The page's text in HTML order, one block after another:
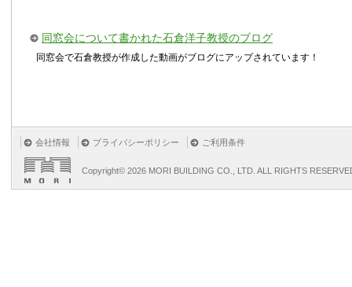
同窓会について書かれた石倉洋子教授のブログ
同窓会で石倉教授が作成した動画がブログにアップされています！
会社情報 プライバシーポリシー ご利用条件
Copyright© 2026 MORI BUILDING CO., LTD. ALL RIGHTS